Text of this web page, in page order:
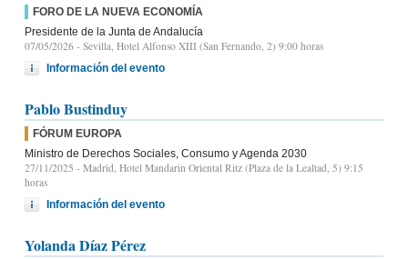
FORO DE LA NUEVA ECONOMÍA
Presidente de la Junta de Andalucía
07/05/2026 - Sevilla, Hotel Alfonso XIII (San Fernando, 2) 9:00 horas
Información del evento
Pablo Bustinduy
FÓRUM EUROPA
Ministro de Derechos Sociales, Consumo y Agenda 2030
27/11/2025 - Madrid, Hotel Mandarin Oriental Ritz (Plaza de la Lealtad, 5) 9:15
horas
Información del evento
Yolanda Díaz Pérez